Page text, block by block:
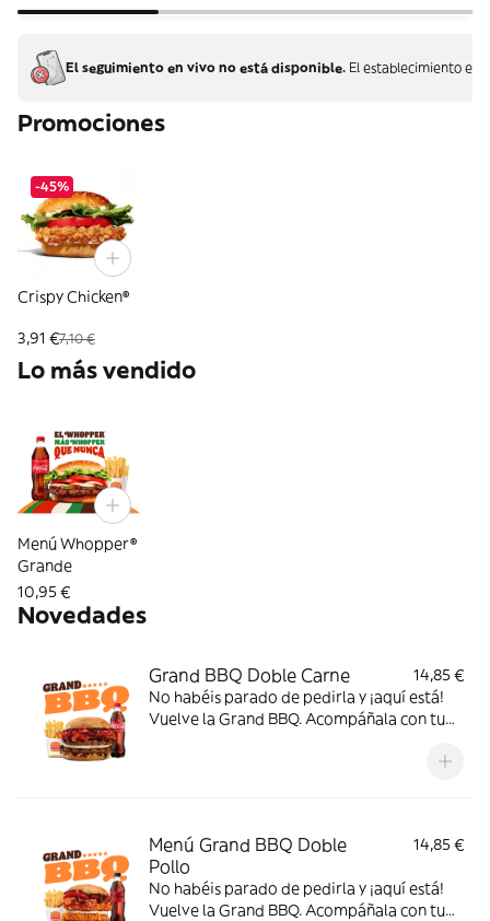
El seguimiento en vivo no está disponible. El establecimiento
Promociones
-45%
Crispy Chicken®
3,91 €7,10 €
Lo más vendido
Menú Whopper®
Grande
10,95 €
Novedades
Grand BBQ Doble Carne
14,85 €
No habéis parado de pedirla y ¡aquí está!
Vuelve la Grand BBQ. Acompáñala con tu
elijas, y disfruta de doble carne con tomate,
Menú Grand BBQ Doble
Pollo
14,85 €
No habéis parado de pedirla y ¡aquí está!
Vuelve la Grand BBQ. Acompáñala con tu